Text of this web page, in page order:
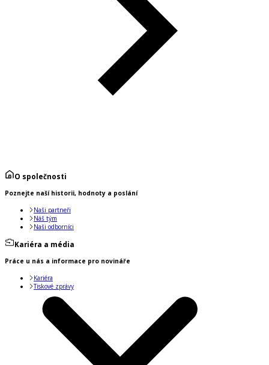
O společnosti
Poznejte naší historii, hodnoty a poslání
Naši partneři
Náš tým
Naši odborníci
Kariéra a média
Práce u nás a informace pro novináře
Kariéra
Tiskové zprávy